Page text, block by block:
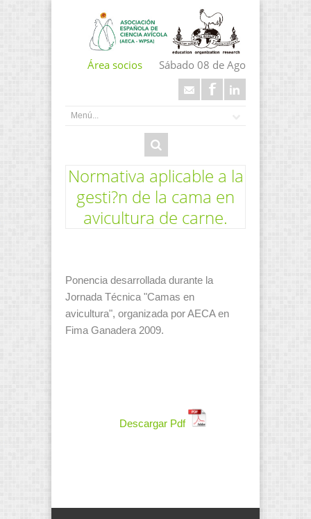
Área socios Sábado 08 de Ago
Normativa aplicable a la
gesti?n de la cama en
avicultura de carne.
Ponencia desarrollada durante la
Jornada Técnica "Camas en
avicultura", organizada por AECA en
Fima Ganadera 2009.
Descargar Pdf